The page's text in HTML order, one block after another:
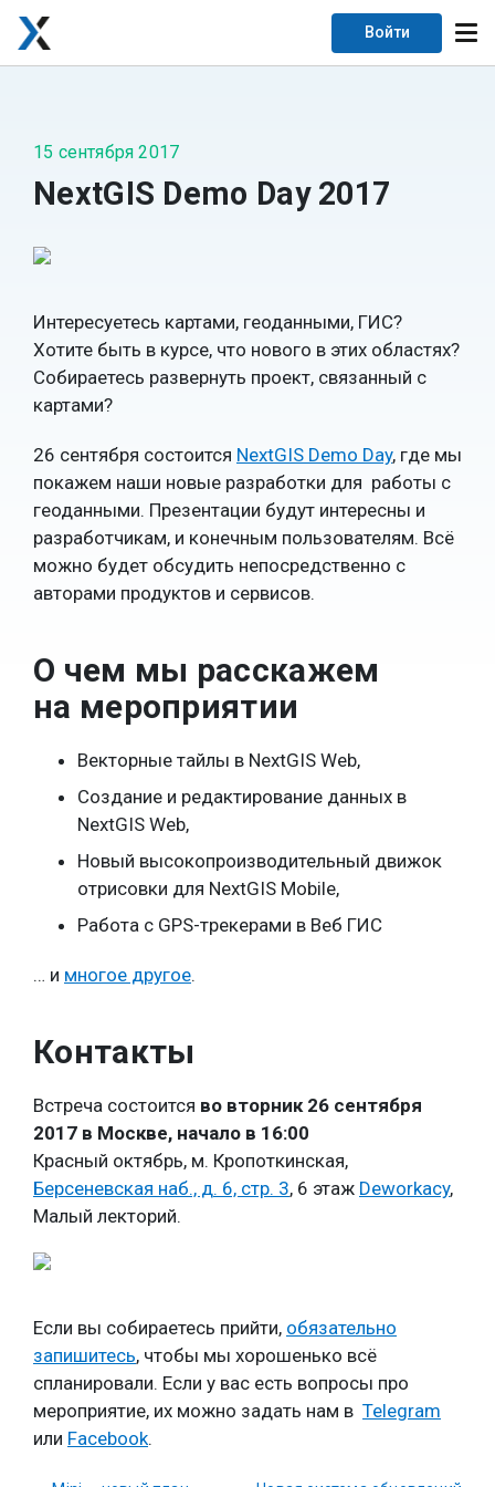
Войти
15 сентября 2017
NextGIS Demo Day 2017
Интересуетесь картами, геоданными, ГИС?
Хотите быть в курсе, что нового в этих областях?
Собираетесь развернуть проект, связанный с
картами?
26 сентября состоится NextGIS Demo Day, где мы
покажем наши новые разработки для работы с
геоданными. Презентации будут интересны и
разработчикам, и конечным пользователям. Всё
можно будет обсудить непосредственно с
авторами продуктов и сервисов.
О чем мы расскажем
на мероприятии
Векторные тайлы в NextGIS Web,
Создание и редактирование данных в
NextGIS Web,
Новый высокопроизводительный движок
отрисовки для NextGIS Mobile,
Работа с GPS-трекерами в Веб ГИС
… и многое другое.
Контакты
Встреча состоится во вторник 26 сентября
2017 в Москве, начало в 16:00
Красный октябрь, м. Кропоткинская,
Берсеневская наб., д. 6, стр. 3, 6 этаж Deworkacy,
Малый лекторий.
Если вы собираетесь прийти, обязательно
запишитесь, чтобы мы хорошенько всё
спланировали. Если у вас есть вопросы про
мероприятие, их можно задать нам в Telegram
или Facebook.